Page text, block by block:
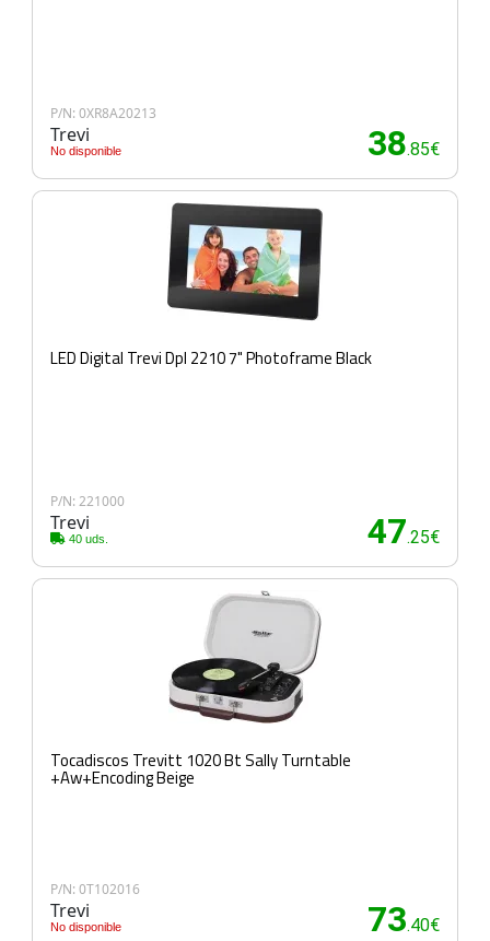
P/N: 0XR8A20213
Trevi
No disponible 38.85€
LED Digital Trevi Dpl 2210 7" Photoframe Black
P/N: 221000
Trevi
40 uds. 47.25€
Tocadiscos Trevitt 1020 Bt Sally Turntable
+Aw+Encoding Beige
P/N: 0T102016
Trevi
No disponible 73.40€